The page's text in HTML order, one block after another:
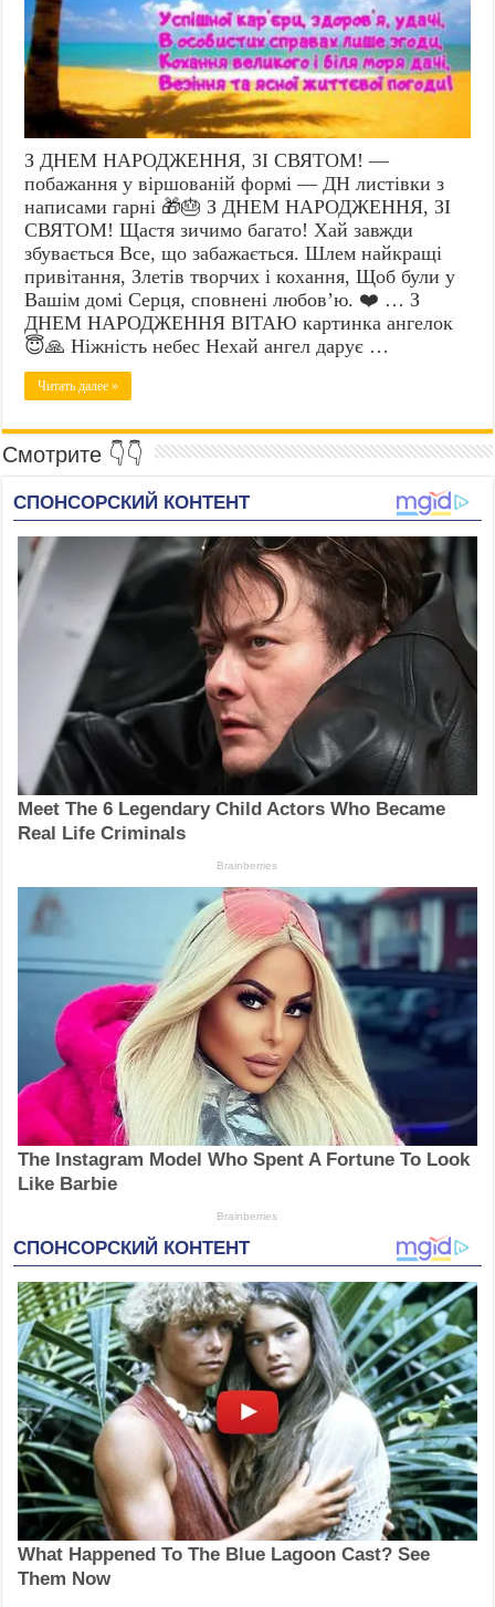
З ДНЕМ НАРОДЖЕННЯ, ЗІ СВЯТОМ! —
побажання у віршованій формі — ДН листівки з
написами гарні 🎁🎂 З ДНЕМ НАРОДЖЕННЯ, ЗІ
СВЯТОМ! Щастя зичимо багато! Хай завжди
збувається Все, що забажається. Шлем найкращі
привітання, Злетів творчих і кохання, Щоб були у
Вашім домі Серця, сповнені любов’ю. ❤️ … З
ДНЕМ НАРОДЖЕННЯ ВІТАЮ картинка ангелок
😇🙏 Ніжність небес Нехай ангел дарує …
Читать далее »
Смотрите 👇👇